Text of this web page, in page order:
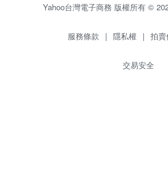
Yahoo台灣電子商務 版權所有 ©
服務條款 | 隱私權 | 拍
交易安全